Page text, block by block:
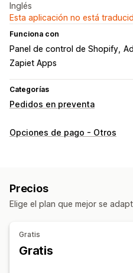
Inglés
Esta aplicación no está
Funciona con
Panel de control de Shopify
Zapiet Apps
Categorías
Pedidos en preventa
Tipo de pedido
Emblemas
Promoción de marca
Opciones de pago
Depósitos
Opciones de pago - Otros
Precios
Elige el plan que mejor se
Gratis
Gratis